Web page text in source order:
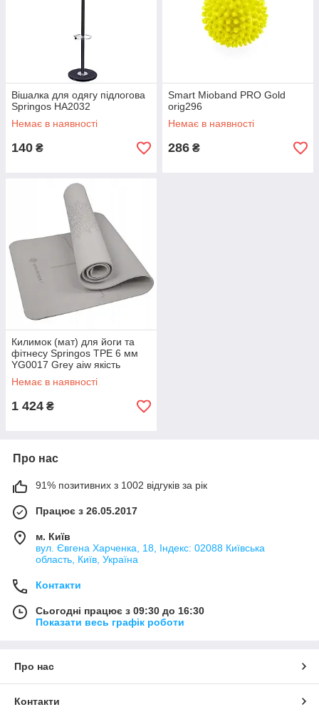
Вішалка для одягу підлогова
Springos HA2032
Немає в наявності
140 ₴
Smart Mioband PRO Gold
orig296
Немає в наявності
286 ₴
Килимок (мат) для йоги та
фітнесу Springos TPE 6 мм
YG0017 Grey aiw якість
Немає в наявності
1 424 ₴
Про нас
91% позитивних з 1002 відгуків за рік
Працює з 26.05.2017
м. Київ
вул. Євгена Харченка, 18, Індекс: 02088 Київська
область, Київ, Україна
Контакти
Сьогодні працює з 09:30 до 16:30
Показати весь графік роботи
Про нас
Контакти